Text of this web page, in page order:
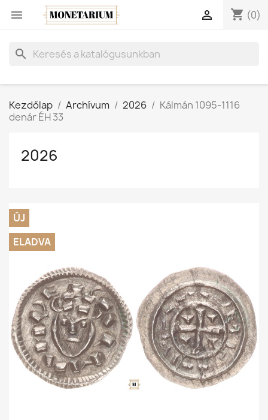
 shopping_cart (0)

search
Kezdőlap Archívum 2026
Kálmán 1095-1116
denár ÉH 33
2026
ÚJ
ELADVA